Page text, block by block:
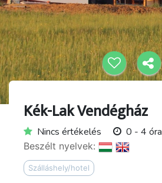
Kék-Lak Vendégház
Nincs értékelés 0 - 4 óra
Beszélt nyelvek:
Szálláshely/hotel